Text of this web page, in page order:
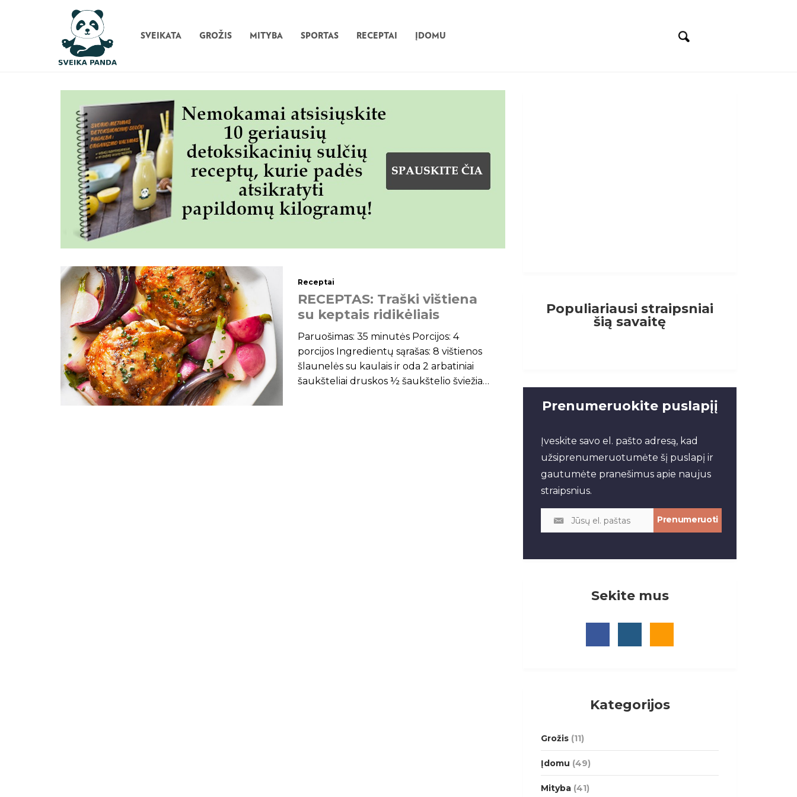
SVEIKATA GROŽIS MITYBA SPORTAS RECEPTAI ĮDOMU
Receptai
RECEPTAS: Traški vištiena
su keptais ridikėliais
Paruošimas: 35 minutės Porcijos: 4
porcijos Ingredientų sąrašas: 8 vištienos
šlaunelės su kaulais ir oda 2 arbatiniai
šaukšteliai druskos ½ šaukštelio šviežiai
Populiariausi straipsniai
šią savaitę
Prenumeruokite puslapįį
Įveskite savo el. pašto adresą, kad
užsiprenumeruotumėte šį puslapį ir
gautumėte pranešimus apie naujus
straipsnius.
Sekite mus
Kategorijos
Grožis (11)
Įdomu (49)
Mityba (41)